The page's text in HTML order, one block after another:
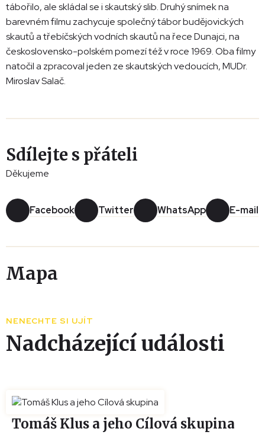
tábořilo, ale skládal se i skautský slib. Druhý snímek na
barevném filmu zachycuje společný tábor budějovických
skautů a třebíčských vodních skautů na řece Dunajci, na
československo-polském pomezí též v roce 1969. Oba filmy
natočil a zpracoval jeden ze skautských vedoucích, MUDr.
Miroslav Salač.
Sdílejte s přáteli
Děkujeme
Facebook Twitter WhatsApp E-mail
Mapa
NENECHTE SI UJÍT
Nadcházející události
Tomáš Klus a jeho Cílová skupina